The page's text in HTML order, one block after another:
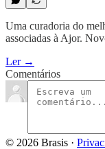
Uma curadoria do
associadas à Ajor.
Ler →
Comentários
© 2026 Brasis ·